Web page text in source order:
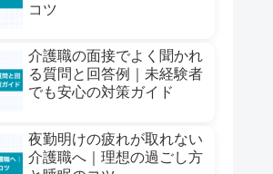
コツ
介護職の面接でよく聞かれ
る質問と回答例｜未経験者
でも安心の対策ガイド
夜勤明けの疲れが取れない
介護職へ｜理想の過ごし方